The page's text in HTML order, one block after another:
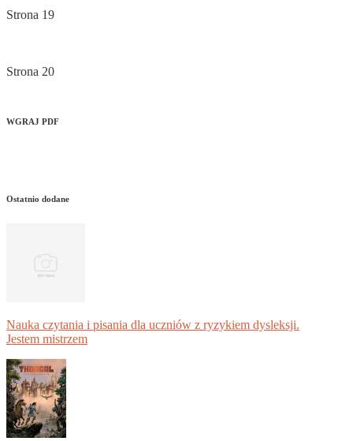
Strona 19
Strona 20
WGRAJ PDF
Ostatnio dodane
Nauka czytania i pisania dla uczniów z ryzykiem dysleksji.
Jestem mistrzem